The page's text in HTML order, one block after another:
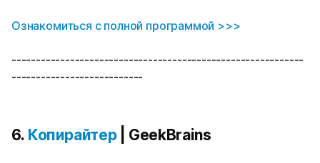
Ознакомиться с полной программой >>>
------------------------------------------------------------
---------------------------
6. Копирайтер| GeekBrains